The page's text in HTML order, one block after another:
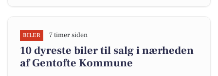
BILER 7 timer siden
10 dyreste biler til salg i nærheden
af Gentofte Kommune